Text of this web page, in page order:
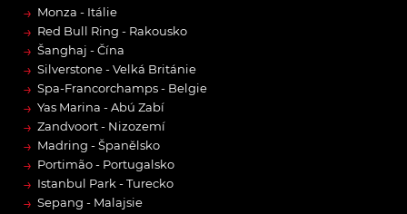
→ Monza - Itálie
→ Red Bull Ring - Rakousko
→ Šanghaj - Čína
→ Silverstone - Velká Británie
→ Spa-Francorchamps - Belgie
→ Yas Marina - Abú Zabí
→ Zandvoort - Nizozemí
→ Madring - Španělsko
→ Portimão - Portugalsko
→ Istanbul Park - Turecko
→ Sepang - Malajsie